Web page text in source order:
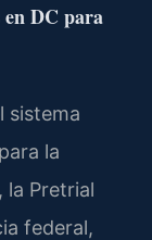
en DC para
sistema
la
la Pretrial
federal,